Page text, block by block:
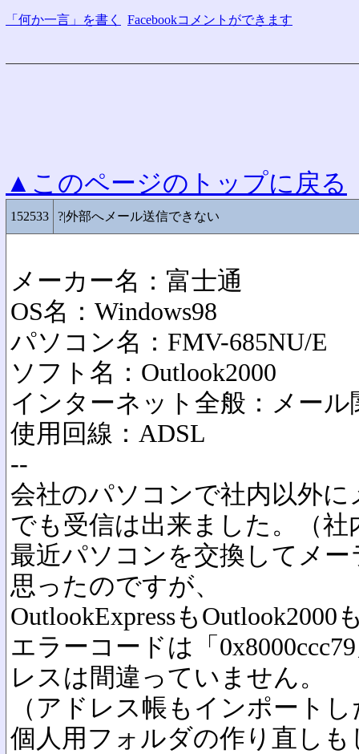
「何か一言」を書く Facebookコメントができます
▲このページのトップに戻る
152533 ?|外部へメール送信できない
メーカー名：富士通
OS名：Windows98
パソコン名：FMV-685NU/E
ソフト名：Outlook2000
インターネット全般：メール
使用回線：ADSL
--
会社のパソコンで社内以外
でも受信は出来ました。（社
最近パソコンを交換してメ
思ったのですが、
OutlookExpressもOutlook2000
エラーコードは「
レスは間違っていません。
（アドレス帳もインポート
個人用フォルダの作り直し